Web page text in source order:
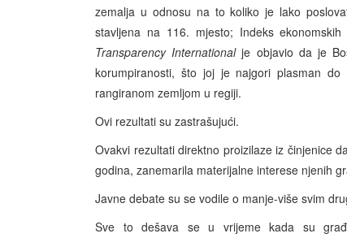
zemalja u odnosu na to koliko je lako
stavljena na 116. mjesto; Indeks
Transparency Internationalje objavio da je
korumpiranosti, što joj je najgori plasman
rangiranom zemljom u regiji.
Ovi rezultati su zastrašujući.
Ovakvi rezultati direktno proizilaze iz činjenice
godina, zanemarila materijalne interese njenih
Javne debate su se vodile o manje-više svim
Sve to dešava se u vrijeme kada su